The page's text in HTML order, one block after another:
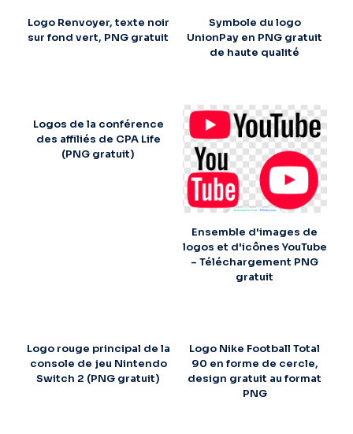
Logo Renvoyer, texte noir
sur fond vert, PNG gratuit
Symbole du logo
UnionPay en PNG gratuit
de haute qualité
Logos de la conférence
des affiliés de CPA Life
(PNG gratuit)
Ensemble d'images de
logos et d'icônes YouTube
– Téléchargement PNG
gratuit
Logo rouge principal de la
console de jeu Nintendo
Switch 2 (PNG gratuit)
Logo Nike Football Total
90 en forme de cercle,
design gratuit au format
PNG